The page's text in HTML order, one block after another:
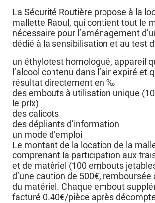
La Sécurité Routière propose à la
mallette Raoul, qui contient tout le
nécessaire pour l’aménagement
dédié à la sensibilisation et au test
un éthylotest homologué, appareil
l’alcool contenu dans l’air expiré et
résultat directement en ‰
des embouts à utilisation unique
le prix)
des calicots
des dépliants d’information
un mode d’emploi
Le montant de la location de la
comprenant la participation aux
et de matériel (100 embouts
d’une caution de 500€, remboursée
du matériel. Chaque embout
facturé 0.40€/pièce après